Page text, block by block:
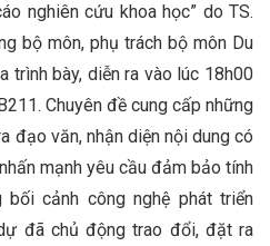
nghiên cứu khoa học” do TS.
bộ môn, phụ trách bộ môn Du
trình bày, diễn ra vào lúc 18h00
Chuyên đề cung cấp những
đạo văn, nhận diện nội dung có
mạnh yêu cầu đảm bảo tính
cảnh công nghệ phát triển
đã chủ động trao đổi, đặt ra